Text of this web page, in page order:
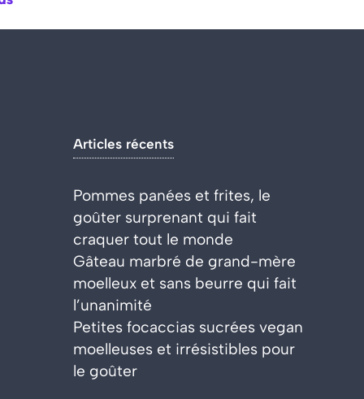
Articles récents
Pommes panées et frites, le
goûter surprenant qui fait
craquer tout le monde
Gâteau marbré de grand-mère
moelleux et sans beurre qui fait
l’unanimité
Petites focaccias sucrées vegan
moelleuses et irrésistibles pour
le goûter